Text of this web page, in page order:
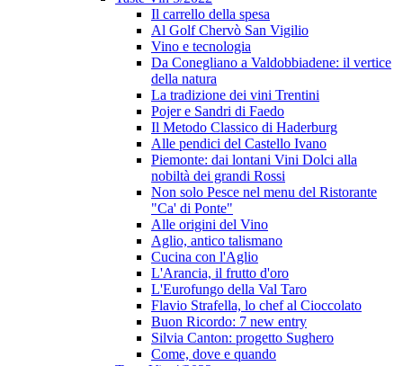
Il carrello della spesa
Al Golf Chervò San Vigilio
Vino e tecnologia
Da Conegliano a Valdobbiadene: il vertice
della natura
La tradizione dei vini Trentini
Pojer e Sandri di Faedo
Il Metodo Classico di Haderburg
Alle pendici del Castello Ivano
Piemonte: dai lontani Vini Dolci alla
nobiltà dei grandi Rossi
Non solo Pesce nel menu del Ristorante
"Ca' di Ponte"
Alle origini del Vino
Aglio, antico talismano
Cucina con l'Aglio
L'Arancia, il frutto d'oro
L'Eurofungo della Val Taro
Flavio Strafella, lo chef al Cioccolato
Buon Ricordo: 7 new entry
Silvia Canton: progetto Sughero
Come, dove e quando